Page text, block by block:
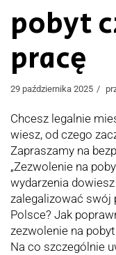
pobyt
pracę
29 października 2025
Chcesz legalnie
wiesz, od czego
Zapraszamy na
„Zezwolenie na
wydarzenia
zalegalizować swój
Polsce? Jak
zezwolenie na
Na co szczególnie